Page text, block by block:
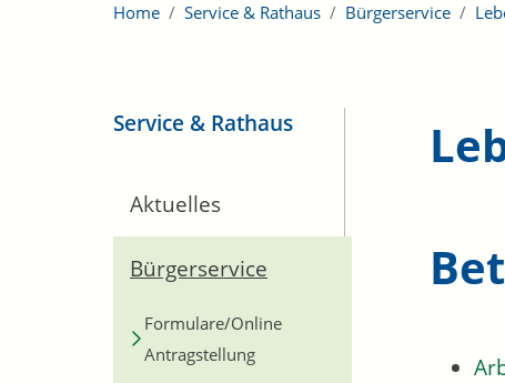
Home Service & Rathaus Bürgerservice
Service & Rathaus
Aktuelles
Bürgerservice
Formulare/Online
Antragstellung